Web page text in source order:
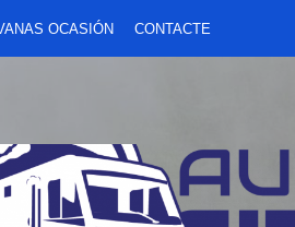
OCASIÓN CONTACTE